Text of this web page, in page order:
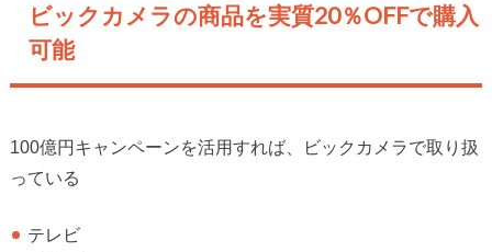
ビックカメラの商品を実質20％OFFで購入
可能
100億円キャンペーンを活用すれば、ビックカメラで取り扱
っている
テレビ